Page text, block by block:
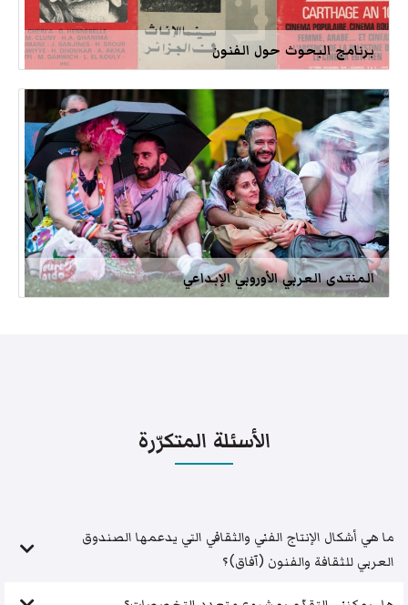
برنامج البحوث حول الفنون
المنتدى العربي الأوروبي الإبداعي
الأسئلة المتكرّرة
ما هي أشكال الإنتاج الفني والثقافي التي يدعمها الصندوق
العربي للثقافة والفنون (آفاق)؟